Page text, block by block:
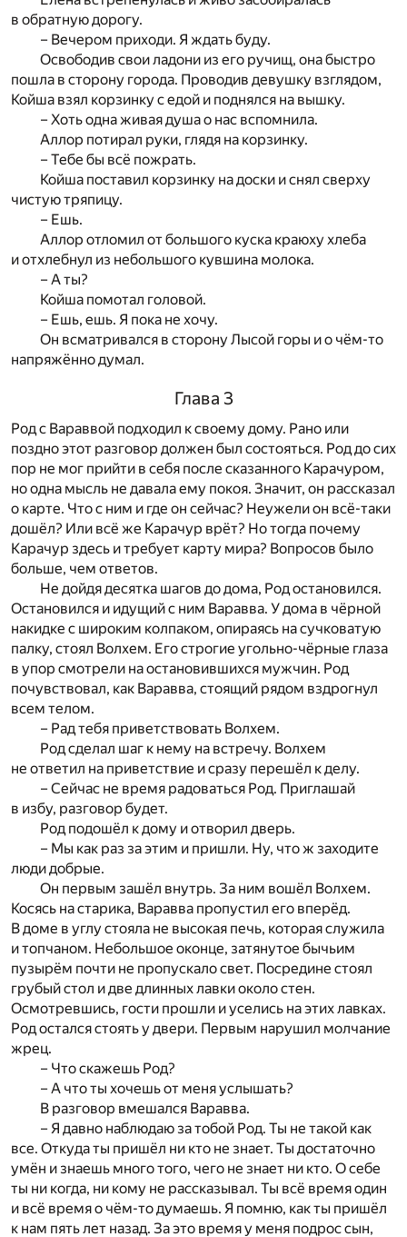
в обратную дорогу.
– Вечером приходи. Я ждать буду.
Освободив свои ладони из его ручищ, она быстро
пошла в сторону города. Проводив девушку взглядом,
Койша взял корзинку с едой и поднялся на вышку.
– Хоть одна живая душа о нас вспомнила.
Аллор потирал руки, глядя на корзинку.
– Тебе бы всё пожрать.
Койша поставил корзинку на доски и снял сверху
чистую тряпицу.
– Ешь.
Аллор отломил от большого куска краюху хлеба
и отхлебнул из небольшого кувшина молока.
– А ты?
Койша помотал головой.
– Ешь, ешь. Я пока не хочу.
Он всматривался в сторону Лысой горы и о чём-то
напряжённо думал.
Глава 3
Род с Вараввой подходил к своему дому. Рано или
поздно этот разговор должен был состояться. Род до сих
пор не мог прийти в себя после сказанного Карачуром,
но одна мысль не давала ему покоя. Значит, он рассказал
о карте. Что с ним и где он сейчас? Неужели он всё-таки
дошёл? Или всё же Карачур врёт? Но тогда почему
Карачур здесь и требует карту мира? Вопросов было
больше, чем ответов.
Не дойдя десятка шагов до дома, Род остановился.
Остановился и идущий с ним Варавва. У дома в чёрной
накидке с широким колпаком, опираясь на сучковатую
палку, стоял Волхем. Его строгие угольно-чёрные глаза
в упор смотрели на остановившихся мужчин. Род
почувствовал, как Варавва, стоящий рядом вздрогнул
всем телом.
– Рад тебя приветствовать Волхем.
Род сделал шаг к нему на встречу. Волхем
не ответил на приветствие и сразу перешёл к делу.
– Сейчас не время радоваться Род. Приглашай
в избу, разговор будет.
Род подошёл к дому и отворил дверь.
– Мы как раз за этим и пришли. Ну, что ж заходите
люди добрые.
Он первым зашёл внутрь. За ним вошёл Волхем.
Косясь на старика, Варавва пропустил его вперёд.
В доме в углу стояла не высокая печь, которая служила
и топчаном. Небольшое оконце, затянутое бычьим
пузырём почти не пропускало свет. Посредине стоял
грубый стол и две длинных лавки около стен.
Осмотревшись, гости прошли и уселись на этих лавках.
Род остался стоять у двери. Первым нарушил молчание
жрец.
– Что скажешь Род?
– А что ты хочешь от меня услышать?
В разговор вмешался Варавва.
– Я давно наблюдаю за тобой Род. Ты не такой как
все. Откуда ты пришёл ни кто не знает. Ты достаточно
умён и знаешь много того, чего не знает ни кто. О себе
ты ни когда, ни кому не рассказывал. Ты всё время один
и всё время о чём-то думаешь. Я помню, как ты пришёл
к нам пять лет назад. За это время у меня подрос сын,